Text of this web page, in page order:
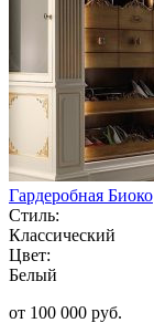
Гардеробная Биоко
Стиль:
Классический
Цвет:
Белый
от 100 000 руб.